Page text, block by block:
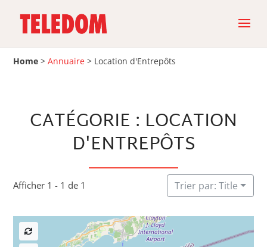
Home >Annuaire > Location d'Entrepôts
CATÉGORIE : LOCATION
D'ENTREPÔTS
Afficher 1 - 1 de 1 Trier par: Title